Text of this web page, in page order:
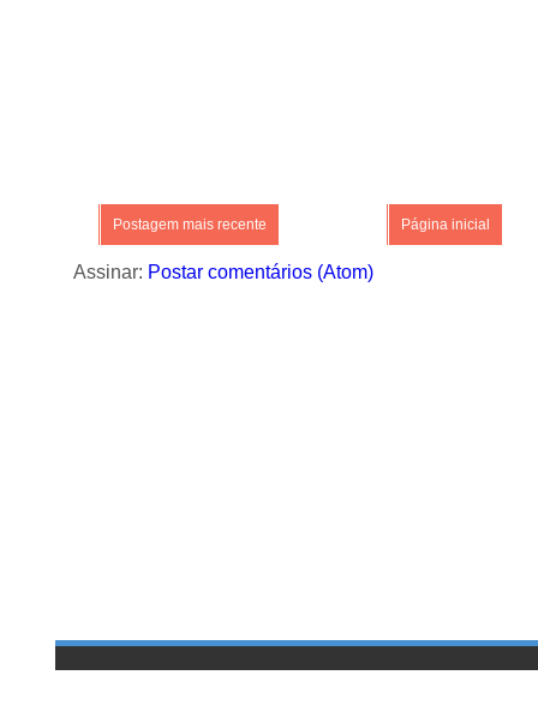
Postagem mais recente Página inicial
Assinar: Postar comentários (Atom)